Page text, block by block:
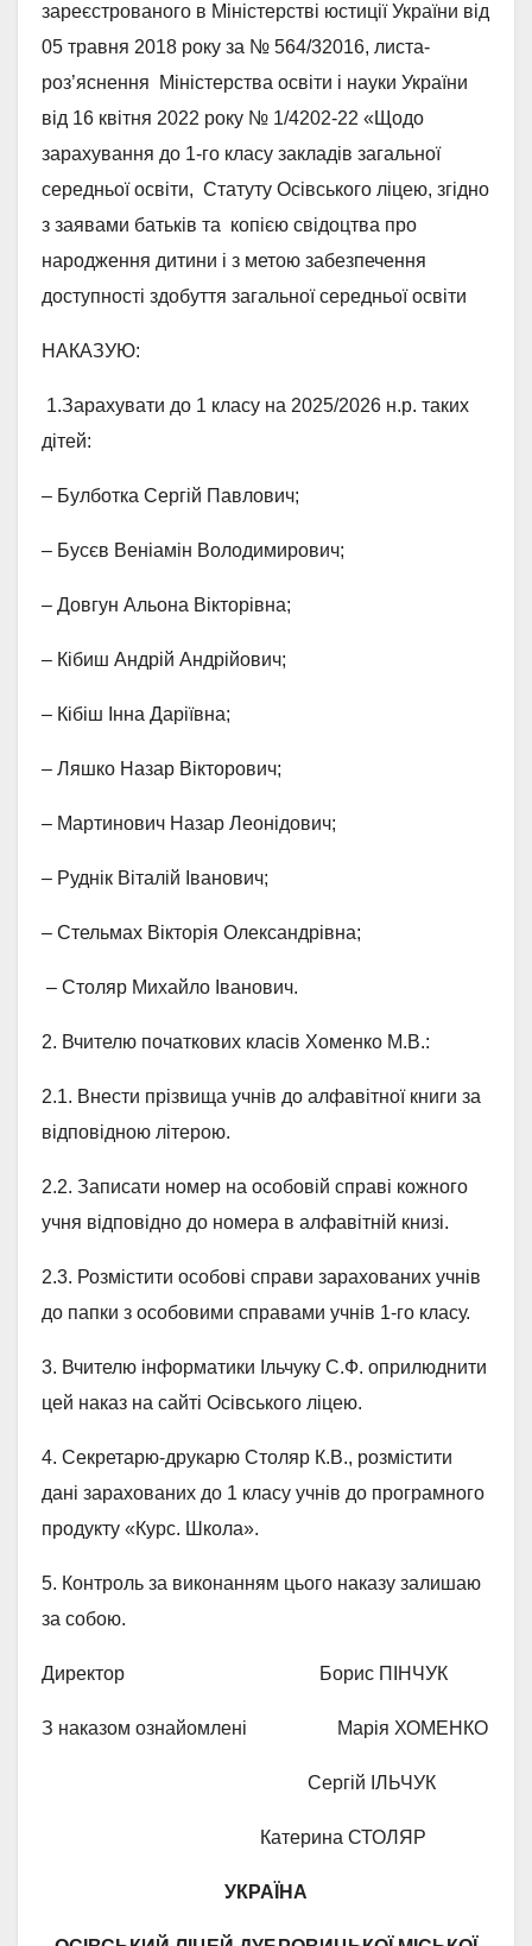
зареєстрованого в Міністерстві юстиції України від
05 травня 2018 року за № 564/32016, листа-
роз’яснення Міністерства освіти і науки України
від 16 квітня 2022 року № 1/4202-22 «Щодо
зарахування до 1-го класу закладів загальної
середньої освіти, Статуту Осівського ліцею, згідно
з заявами батьків та копією свідоцтва про
народження дитини і з метою забезпечення
доступності здобуття загальної середньої освіти
НАКАЗУЮ:
1.Зарахувати до 1 класу на 2025/2026 н.р. таких
дітей:
– Булботка Сергій Павлович;
– Бусєв Веніамін Володимирович;
– Довгун Альона Вікторівна;
– Кібиш Андрій Андрійович;
– Кібіш Інна Даріївна;
– Ляшко Назар Вікторович;
– Мартинович Назар Леонідович;
– Руднік Віталій Іванович;
– Стельмах Вікторія Олександрівна;
– Столяр Михайло Іванович.
2. Вчителю початкових класів Хоменко М.В.:
2.1. Внести прізвища учнів до алфавітної книги за
відповідною літерою.
2.2. Записати номер на особовій справі кожного
учня відповідно до номера в алфавітній книзі.
2.3. Розмістити особові справи зарахованих учнів
до папки з особовими справами учнів 1-го класу.
3. Вчителю інформатики Ільчуку С.Ф. оприлюднити
цей наказ на сайті Осівського ліцею.
4. Секретарю-друкарю Столяр К.В., розмістити
дані зарахованих до 1 класу учнів до програмного
продукту «Курс. Школа».
5. Контроль за виконанням цього наказу залишаю
за собою.
Директор Борис ПІНЧУК
З наказом ознайомлені Марія ХОМЕНКО
Сергій ІЛЬЧУК
Катерина СТОЛЯР
УКРАЇНА